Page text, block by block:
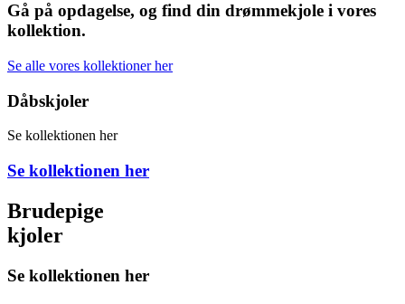
Gå på opdagelse, og find din drømmekjole i vores
kollektion.
Se alle vores kollektioner her
Dåbskjoler
Se kollektionen her
Se kollektionen her
Brudepige
kjoler
Se kollektionen her